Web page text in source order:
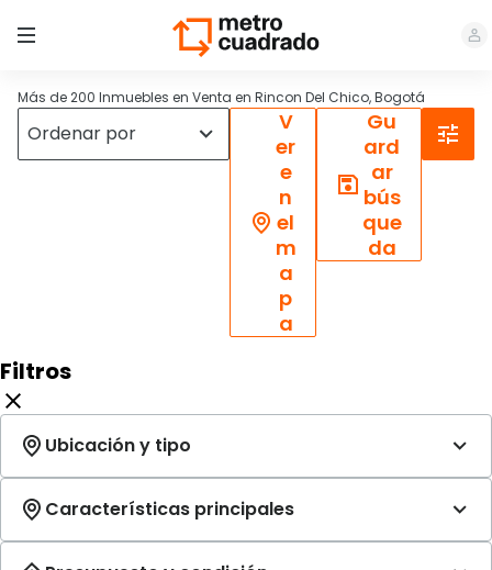
Más de 200 Inmuebles en Venta en Rincon Del Chico, Bogotá
V
er
e
n
el
m
a
p
a
Gu
ard
ar
bús
que
da
Filtros